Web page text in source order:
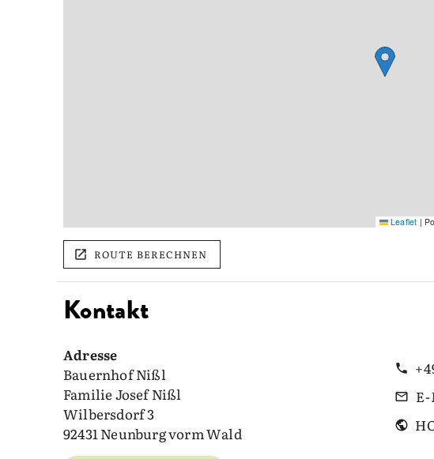
Leaflet |
ROUTE BERECHNEN
Kontakt
Adresse
Bauernhof Nißl
Familie Josef Nißl
Wilbersdorf 3
92431 Neunburg vorm Wald